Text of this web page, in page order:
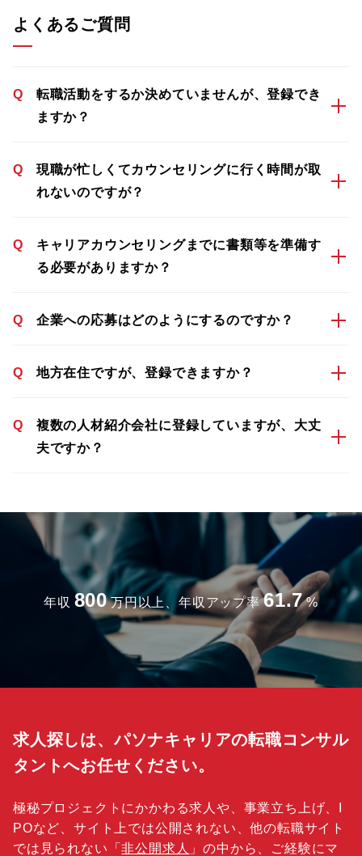
よくあるご質問
Q
転職活動をするか決めていませんが、登録でき
ますか？
Q
現職が忙しくてカウンセリングに行く時間が取
れないのですが？
Q
キャリアカウンセリングまでに書類等を準備す
る必要がありますか？
Q 企業への応募はどのようにするのですか？
Q 地方在住ですが、登録できますか？
Q
複数の人材紹介会社に登録していますが、大丈
夫ですか？
年収 800 万円以上、年収アップ率 61.7 %
求人探しは、パソナキャリアの転職コンサル
タントへお任せください。
極秘プロジェクトにかかわる求人や、事業立ち上げ、I
POなど、サイト上では公開されない、他の転職サイト
では見られない「非公開求人 」の中から、ご経験にマ